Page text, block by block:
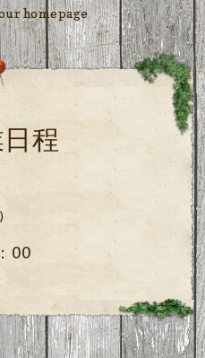
homepage
程
00